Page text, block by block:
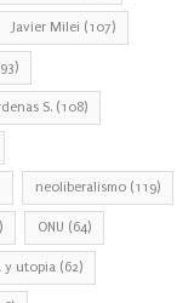
Javier Milei (107)
S. (108)
neoliberalismo (119)
ONU (64)
y utopia (62)